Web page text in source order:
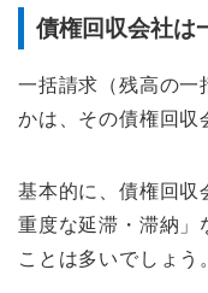
債権回収会社は
一括請求（残高の一
かは、その債権回収
基本的に、債権回収
重度な延滞・滞納」
ことは多いでしょう